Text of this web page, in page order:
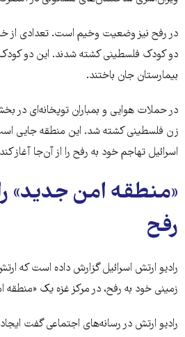
در رفح نیز وضعیت وخیم است. تعدادی از
دو کودک فلسطینی کشته شدند. این دو کودک
بیمارستان جان باختند.
در حملات هوایی و بمباران توپخانه‌ای در
زن فلسطینی کشته شد. این منطقه جایی
اسرائیل تهاجم خود به رفح را از آن‌جا آغاز
«منطقه امن جدید» را
رفح
رادیو ارتش اسرائیل گزارش داده است که
زمینی خود به رفح، در مرکز غزه یک «منطقه
رادیو ارتش در رسانه‌های اجتماعی گفت